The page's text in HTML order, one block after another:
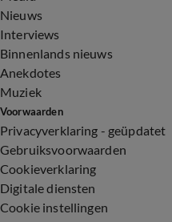
Nieuws
Interviews
Binnenlands nieuws
Anekdotes
Muziek
Voorwaarden
Privacyverklaring - geüpdatet
Gebruiksvoorwaarden
Cookieverklaring
Digitale diensten
Cookie instellingen